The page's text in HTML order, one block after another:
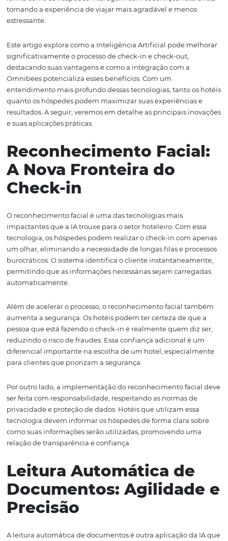
Ao integrar essas soluções à plataforma da
estejam sempre atualizados. Isso resulta em um
mais ágil e eficiente, reduzindo filas e o tempo de
transformação digital, impulsionada pela IA, está
forma como os hóspedes interagem com os serviços
tornando a experiência de viajar mais agradável e
estressante.
Este artigo explora como a Inteligência Artificial pode
significativamente o processo de check-in e check-out,
destacando suas vantagens e como a integração com a
Omnibees potencializa esses benefícios. Com um
resultados. A seguir, veremos em detalhe as principais
e suas aplicações práticas.
Reconhecimento
A Nova Fronteira do
Check-in
O reconhecimento facial é uma das tecnologias mais
impactantes que a IA trouxe para o setor hoteleiro. Com
um olhar, eliminando a necessidade de longas filas e
burocráticos. O sistema identifica o cliente
permitindo que as informações necessárias sejam
automaticamente.
aumenta a segurança. Os hotéis podem ter certeza de
pessoa que está fazendo o check-in é realmente quem
reduzindo o risco de fraudes. Essa confiança adicional é
diferencial importante na escolha de um hotel,